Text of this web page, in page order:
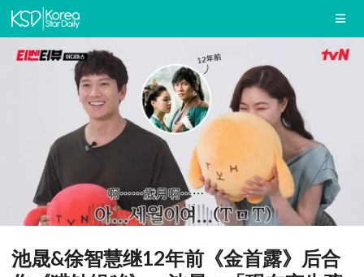
池晟&徐智慧继12年前《金首露》后合